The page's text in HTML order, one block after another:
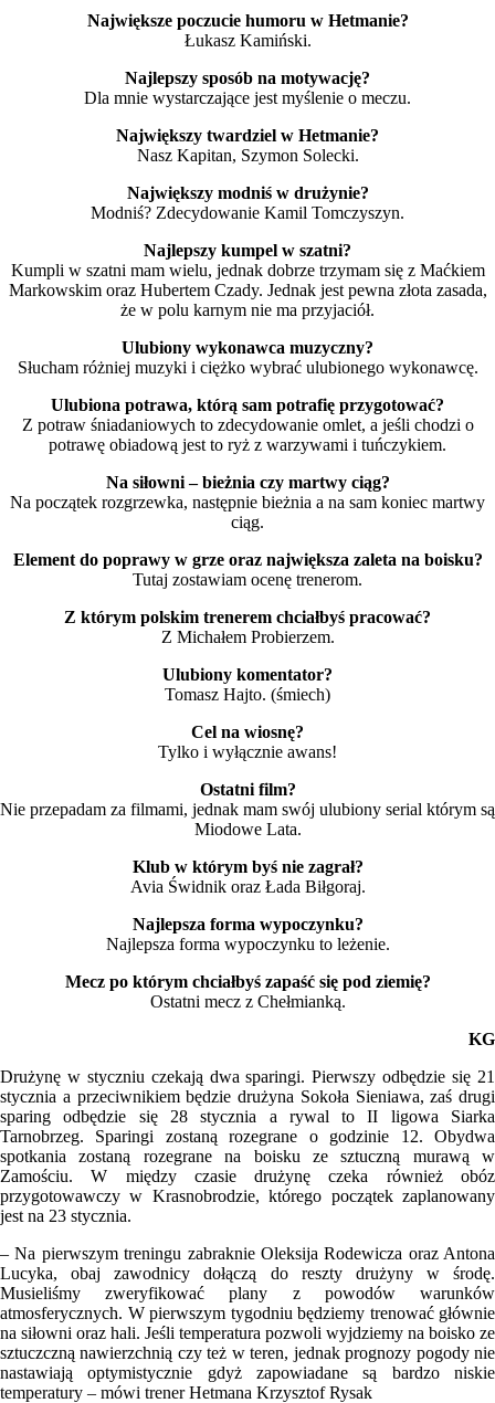
Największe poczucie humoru w Hetmanie?
Łukasz Kamiński.
Najlepszy sposób na motywację?
Dla mnie wystarczające jest myślenie o meczu.
Największy twardziel w Hetmanie?
Nasz Kapitan, Szymon Solecki.
Największy modniś w drużynie?
Modniś? Zdecydowanie Kamil Tomczyszyn.
Najlepszy kumpel w szatni?
Kumpli w szatni mam wielu, jednak dobrze trzymam się z Maćkiem
Markowskim oraz Hubertem Czady. Jednak jest pewna złota zasada,
że w polu karnym nie ma przyjaciół.
Ulubiony wykonawca muzyczny?
Słucham różniej muzyki i ciężko wybrać ulubionego wykonawcę.
Ulubiona potrawa, którą sam potrafię przygotować?
Z potraw śniadaniowych to zdecydowanie omlet, a jeśli chodzi o
potrawę obiadową jest to ryż z warzywami i tuńczykiem.
Na siłowni – bieżnia czy martwy ciąg?
Na początek rozgrzewka, następnie bieżnia a na sam koniec martwy
ciąg.
Element do poprawy w grze oraz największa zaleta na boisku?
Tutaj zostawiam ocenę trenerom.
Z którym polskim trenerem chciałbyś pracować?
Z Michałem Probierzem.
Ulubiony komentator?
Tomasz Hajto. (śmiech)
Cel na wiosnę?
Tylko i wyłącznie awans!
Ostatni film?
Nie przepadam za filmami, jednak mam swój ulubiony serial którym są
Miodowe Lata.
Klub w którym byś nie zagrał?
Avia Świdnik oraz Łada Biłgoraj.
Najlepsza forma wypoczynku?
Najlepsza forma wypoczynku to leżenie.
Mecz po którym chciałbyś zapaść się pod ziemię?
Ostatni mecz z Chełmianką.
KG
Drużynę w styczniu czekają dwa sparingi. Pierwszy odbędzie się 21
stycznia a przeciwnikiem będzie drużyna Sokoła Sieniawa, zaś drugi
sparing odbędzie się 28 stycznia a rywal to II ligowa Siarka
Tarnobrzeg. Sparingi zostaną rozegrane o godzinie 12. Obydwa
spotkania zostaną rozegrane na boisku ze sztuczną murawą w
Zamościu. W między czasie drużynę czeka również obóz
przygotowawczy w Krasnobrodzie, którego początek zaplanowany
jest na 23 stycznia.
– Na pierwszym treningu zabraknie Oleksija Rodewicza oraz Antona
Lucyka, obaj zawodnicy dołączą do reszty drużyny w środę.
Musieliśmy zweryfikować plany z powodów warunków
atmosferycznych. W pierwszym tygodniu będziemy trenować głównie
na siłowni oraz hali. Jeśli temperatura pozwoli wyjdziemy na boisko ze
sztuczczną nawierzchnią czy też w teren, jednak prognozy pogody nie
nastawiają optymistycznie gdyż zapowiadane są bardzo niskie
temperatury – mówi trener Hetmana Krzysztof Rysak